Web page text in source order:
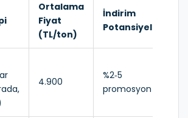
Ortalama
Fiyat
(TL/ton)
İndirim
Potansiyeli
4.900
%2‑5
promosyon